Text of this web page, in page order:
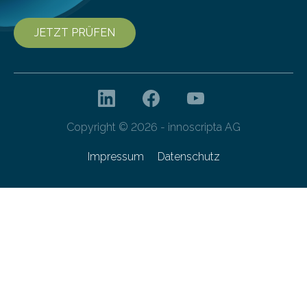
JETZT PRÜFEN
Copyright © 2026 - innoscripta AG
Impressum Datenschutz